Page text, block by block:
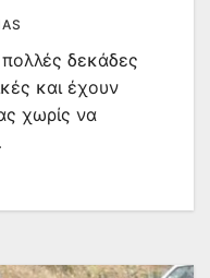
δεκάδες
και έχουν
χωρίς να